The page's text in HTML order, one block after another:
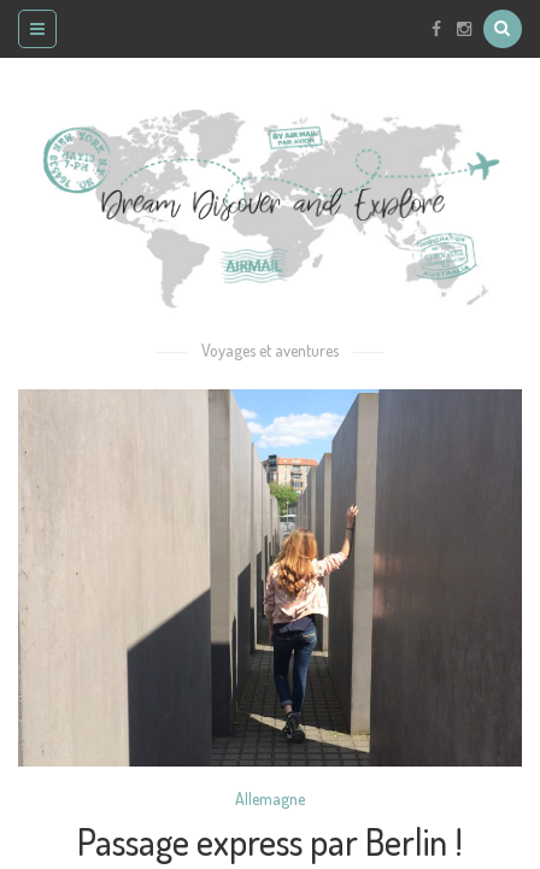
Voyages et aventures
Allemagne
Passage express par Berlin !